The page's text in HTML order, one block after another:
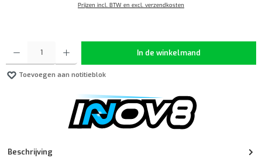
Prijzen incl. BTW en excl. verzendkosten
In de winkelmand
Toevoegen aan notitieblok
Beschrijving